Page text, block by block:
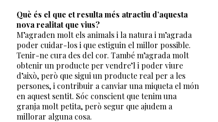
Què és el que et resulta més atractiu d’aquesta
nova realitat que vius?
M’agraden molt els animals i la natura i m’agrada
poder cuidar-los i que estiguin el millor possible.
Tenir-ne cura des del cor. També m’agrada molt
obtenir un producte per vendre’l i poder viure
d’això, però que sigui un producte real per a les
persones, i contribuir a canviar una miqueta el món
en aquest sentit. Sóc conscient que tenim una
granja molt petita, però segur que ajudem a
millorar alguna cosa.